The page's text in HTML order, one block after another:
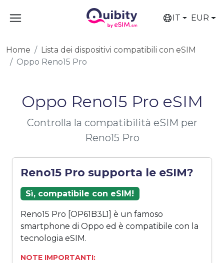
IT EUR
Home
Lista dei dispositivi compatibili con eSIM
Oppo Reno15 Pro
Oppo Reno15 Pro eSIM
Controlla la compatibilità eSIM per
Reno15 Pro
Reno15 Pro supporta le eSIM?
Sì, compatibile con eSIM!
Reno15 Pro [OP61B3L1] è un famoso
smartphone di Oppo ed è compatibile con la
tecnologia eSIM.
NOTE IMPORTANTI: